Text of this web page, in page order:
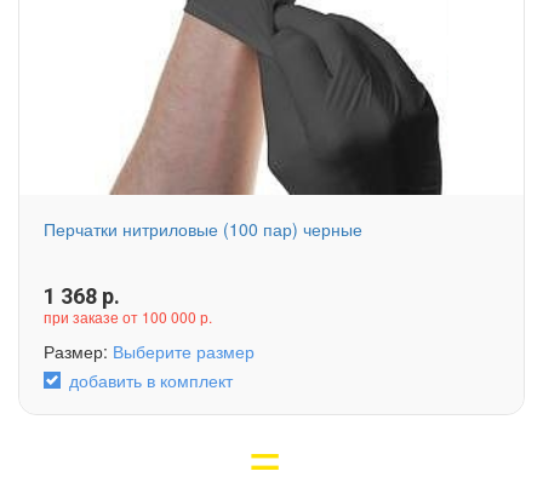
Перчатки нитриловые (100 пар) черные
1 368 р.
при заказе от 100 000 р.
Размер: Выберите размер
добавить в комплект